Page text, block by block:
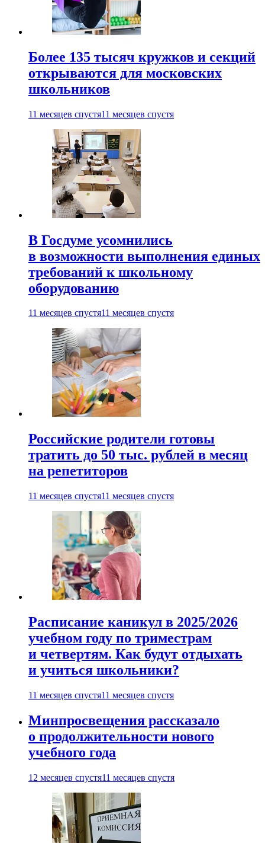
Более 135 тысяч кружков и секций
открываются для московских
школьников
11 месяцев спустя11 месяцев спустя
В Госдуме усомнились
в возможности выполнения единых
требований к школьному
оборудованию
11 месяцев спустя11 месяцев спустя
Российские родители готовы
тратить до 50 тыс. рублей в месяц
на репетиторов
11 месяцев спустя11 месяцев спустя
Расписание каникул в 2025/2026
учебном году по триместрам
и четвертям. Как будут отдыхать
и учиться школьники?
11 месяцев спустя11 месяцев спустя
Минпросвещения рассказало
о продолжительности нового
учебного года
12 месяцев спустя11 месяцев спустя